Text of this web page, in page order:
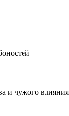
и чужого влияния